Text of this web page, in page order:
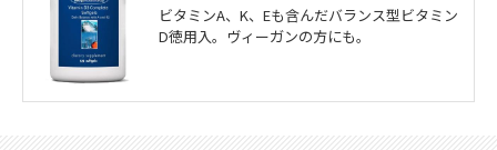
ビタミンA、K、Eも含んだバランス型ビタミン
D徳用入。ヴィーガンの方にも。